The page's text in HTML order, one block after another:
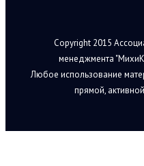
Copyright 2015
менеджмента
Любое использование
прямой,